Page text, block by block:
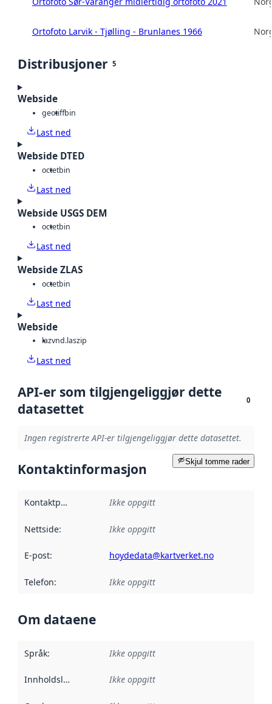
Ortofoto Larvik - Tjølling - Brunlanes 1966
Distribusjoner 5
Webside
geotiffbin
Last ned
Webside DTED
octetbin
Last ned
Webside USGS DEM
octetbin
Last ned
Webside ZLAS
octetbin
Last ned
Webside
lazvnd.laszip
Last ned
API-er som tilgjengeliggjør dette
datasettet
0
Ingen registrerte API-er tilgjengeliggjør dette datasettet.
Skjul tomme rader
Kontaktinformasjon
Kontaktpunkt Ikke oppgitt
Nettside: Ikke oppgitt
E-post: hoydedata@kartverket.no
Telefon: Ikke oppgitt
Om dataene
Språk: Ikke oppgitt
Innholdsleverandører :
Ikke oppgitt